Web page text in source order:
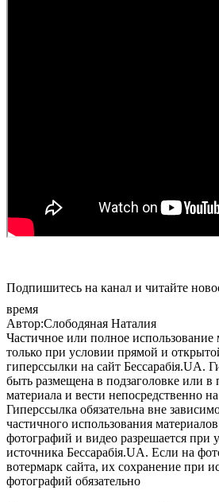
Подпишитесь на канал и читайте
время
Автор:Слободяная Наталия
Частичное или полное использование
только при условии прямой и
гиперссылки на сайт Бессарабія.UA.
быть размещена в подзаголовке или в
материала и вести непосредственно
Гиперссылка обязательна вне
частичного использования
фотографий и видео разрешается при
источника Бессарабія.UA. Если на
вотермарк сайта, их сохранение при
фотографий обязательно